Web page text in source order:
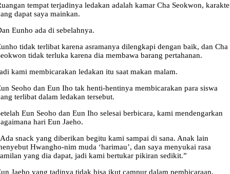
tempat terjadinya ledakan adalah kamar Cha Seokwon,
dapat saya mainkan.
Eunho ada di sebelahnya.
tidak terlibat karena asramanya dilengkapi dengan baik, dan Cha
tidak terluka karena dia membawa barang pertahanan.
kami membicarakan ledakan itu saat makan malam.
Seoho dan Eun Iho tak henti-hentinya membicarakan para siswa
terlibat dalam ledakan tersebut.
Eun Seoho dan Eun Iho selesai berbicara, kami mendengarkan
hari Eun Jaeho.
snack yang diberikan begitu kami sampai di sana. Anak lain
Hwangho-nim muda ‘harimau’, dan saya menyukai rasa
yang dia dapat, jadi kami bertukar pikiran sedikit.”
Jaeho yang tadinya tidak bisa ikut campur dalam pembicaraan,